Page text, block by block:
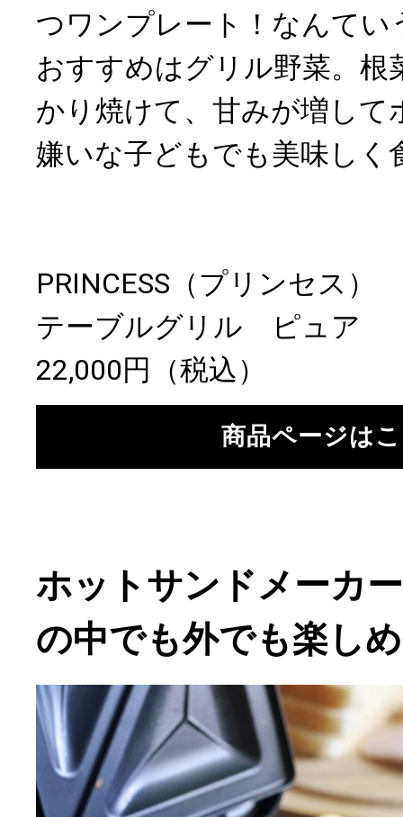
つワンプレート！なんてい
おすすめはグリル野菜。根
かり焼けて、甘みが増して
嫌いな子どもでも美味しく
PRINCESS（プリンセス
テーブルグリル ピュア
22,000円（税込）
商品ページは
ホットサンドメーカ
の中でも外でも楽し